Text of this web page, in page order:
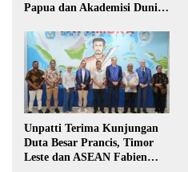
Papua dan Akademisi Dunia
Indonesia Emas 2045
Unpatti Terima Kunjungan
Duta Besar Prancis, Timor
Leste dan ASEAN Fabien